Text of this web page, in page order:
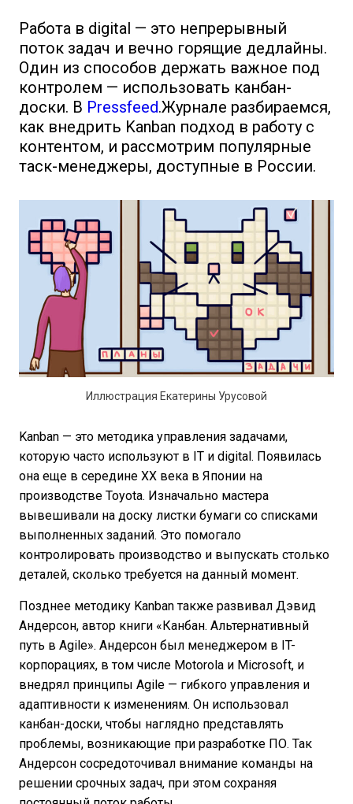
Работа в digital — это непрерывный
поток задач и вечно горящие дедлайны.
Один из способов держать важное под
контролем — использовать канбан-
доски. В Pressfeed.Журнале разбираемся,
как внедрить Kanban подход в работу с
контентом, и рассмотрим популярные
таск-менеджеры, доступные в России.
Иллюстрация Екатерины Урусовой
Kanban — это методика управления задачами,
которую часто используют в IT и digital. Появилась
она еще в середине XX века в Японии на
производстве Toyota. Изначально мастера
вывешивали на доску листки бумаги со списками
выполненных заданий. Это помогало
контролировать производство и выпускать столько
деталей, сколько требуется на данный момент.
Позднее методику Kanban также развивал Дэвид
Андерсон, автор книги «Канбан. Альтернативный
путь в Agile». Андерсон был менеджером в IT-
корпорациях, в том числе Motorola и Microsoft, и
внедрял принципы Agile — гибкого управления и
адаптивности к изменениям. Он использовал
канбан-доски, чтобы наглядно представлять
проблемы, возникающие при разработке ПО. Так
Андерсон сосредоточивал внимание команды на
решении срочных задач, при этом сохраняя